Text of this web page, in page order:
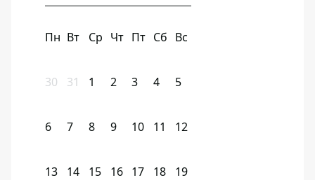
Пн Вт Ср Чт Пт Сб Вс
30 31 1 2 3 4 5
6 7 8 9 10 11 12
13 14 15 16 17 18 19